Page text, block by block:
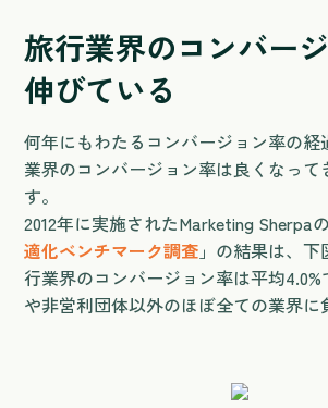
旅行業界のコンバー
伸びている
何年にもわたるコンバージョン率の経
業界のコンバージョン率は良くなって
す。
2012年に実施されたMarketing Sherpa
適化ベンチマーク調査 」の結果は、
行業界のコンバージョン率は平均
や非営利団体以外のほぼ全ての業界に